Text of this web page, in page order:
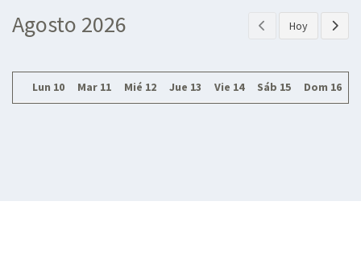
Agosto 2026 Hoy
Lun 10 Mar 11 Mié 12 Jue 13 Vie 14 Sáb 15 Dom 16